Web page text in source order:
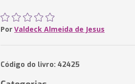
Por Valdeck Almeida de Jesus
Código do livro: 42425